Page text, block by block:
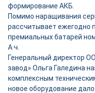
формирование АКБ.
Помимо наращивания
рассчитывает ежегодно
премиальных батарей
А·ч.
Генеральный директор
завод» Ольга Галедина
комплексным
новое оборудование